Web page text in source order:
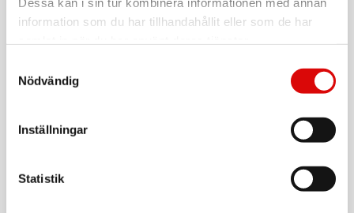
information som du har tillhandahållit eller som de har
Nödvändig
Inställningar
Statistik
Ladda upp inför hösten med ett handplockat sortiment av
produkter utvalda för säsongens efterfrågan och